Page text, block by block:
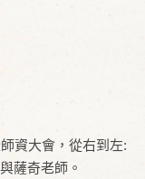
資大會，從右到左:
薩奇老師。